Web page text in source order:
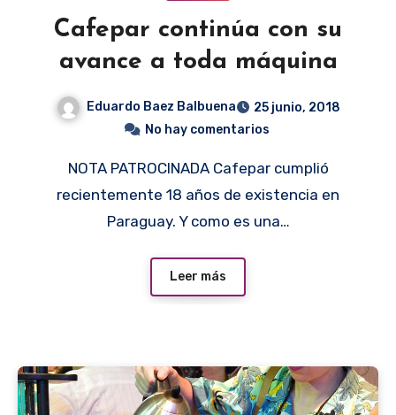
Cafepar continúa con su
avance a toda máquina
Eduardo Baez Balbuena
25 junio, 2018
No hay comentarios
NOTA PATROCINADA Cafepar cumplió
recientemente 18 años de existencia en
Paraguay. Y como es una…
Leer más